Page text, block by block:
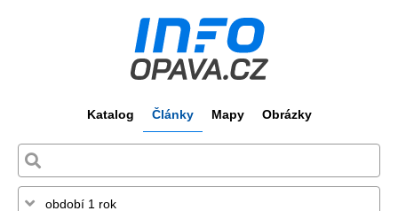
Katalog Články Mapy Obrázky